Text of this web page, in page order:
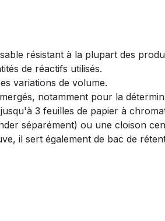
résistant à la plupart des
de réactifs utilisés.
variations de volume.
notamment pour la
3 feuilles de papier à
séparément) ou une cloison
il sert également de bac de